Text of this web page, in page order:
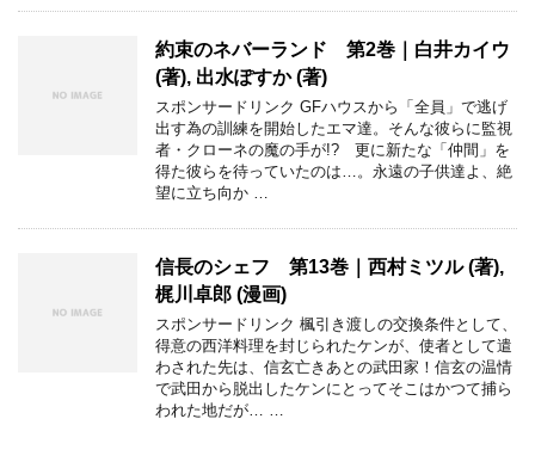
約束のネバーランド 第2巻｜白井カイウ
(著), 出水ぽすか (著)
スポンサードリンク GFハウスから「全員」で逃げ
出す為の訓練を開始したエマ達。そんな彼らに監視
者・クローネの魔の手が!? 更に新たな「仲間」を
得た彼らを待っていたのは…。永遠の子供達よ、絶
望に立ち向か …
信長のシェフ 第13巻｜西村ミツル (著),
梶川卓郎 (漫画)
スポンサードリンク 楓引き渡しの交換条件として、
得意の西洋料理を封じられたケンが、使者として遣
わされた先は、信玄亡きあとの武田家！信玄の温情
で武田から脱出したケンにとってそこはかつて捕ら
われた地だが… …